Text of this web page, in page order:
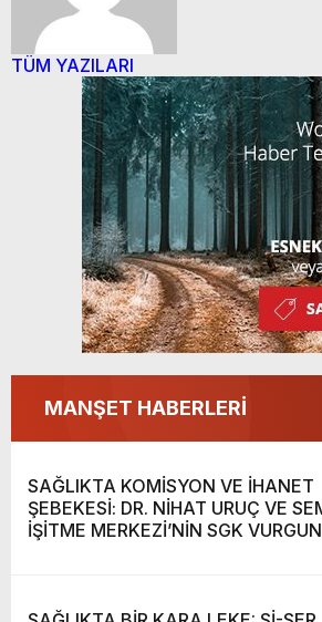
TÜM YAZILARI
MANŞET HABERLERİ
SAĞLIKTA KOMİSYON VE İHANET
ŞEBEKESİ: DR. NİHAT URUÇ VE
İŞİTME MERKEZİ’NİN SGK